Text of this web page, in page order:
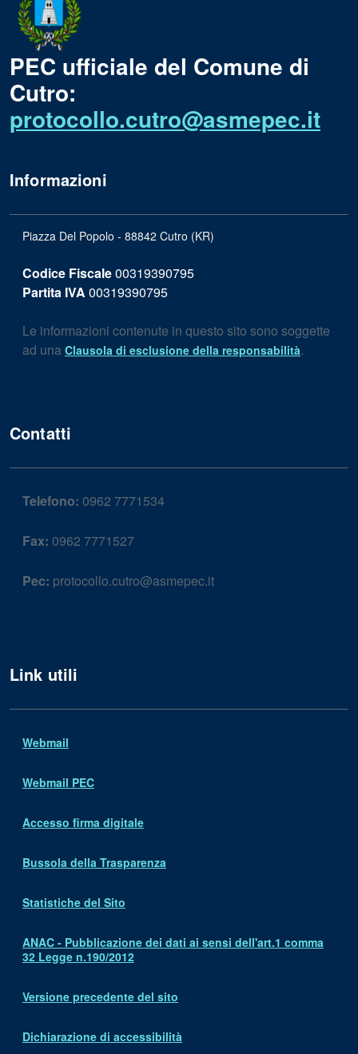
PEC ufficiale del Comune di
Cutro:
protocollo.cutro@asmepec.it
Informazioni
Piazza Del Popolo - 88842 Cutro (KR)
Codice Fiscale00319390795
Partita IVA 00319390795
Le informazioni contenute in questo sito sono soggette
ad una Clausola di esclusione della responsabilità.
Contatti
Telefono: 0962 7771534
Fax: 0962 7771527
Pec: protocollo.cutro@asmepec.it
Link utili
Webmail
Webmail PEC
Accesso firma digitale
Bussola della Trasparenza
Statistiche del Sito
ANAC - Pubblicazione dei dati ai sensi dell'art.1 comma
32 Legge n.190/2012
Versione precedente del sito
Dichiarazione di accessibilità